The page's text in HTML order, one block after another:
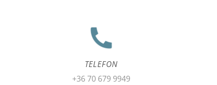
TELEFON
+36 70 679 9949